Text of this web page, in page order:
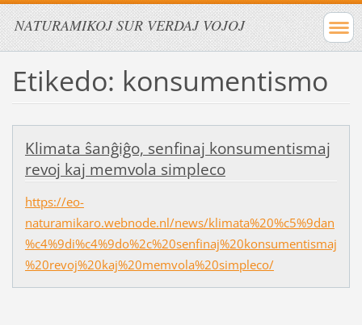
NATURAMIKOJ SUR VERDAJ VOJOJ
Etikedo: konsumentismo
Klimata ŝanĝiĝo, senfinaj konsumentismaj
revoj kaj memvola simpleco
https://eo-
naturamikaro.webnode.nl/news/klimata%20%c5%9dan
%c4%9di%c4%9do%2c%20senfinaj%20konsumentismaj
%20revoj%20kaj%20memvola%20simpleco/